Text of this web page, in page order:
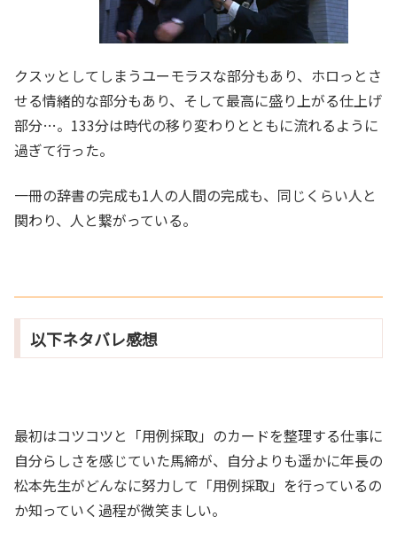
クスッとしてしまうユーモラスな部分もあり、ホロっとさ
せる情緒的な部分もあり、そして最高に盛り上がる仕上げ
部分…。133分は時代の移り変わりとともに流れるように
過ぎて行った。
一冊の辞書の完成も1人の人間の完成も、同じくらい人と
関わり、人と繋がっている。
以下ネタバレ感想
最初はコツコツと「用例採取」のカードを整理する仕事に
自分らしさを感じていた馬締が、自分よりも遥かに年長の
松本先生がどんなに努力して「用例採取」を行っているの
か知っていく過程が微笑ましい。